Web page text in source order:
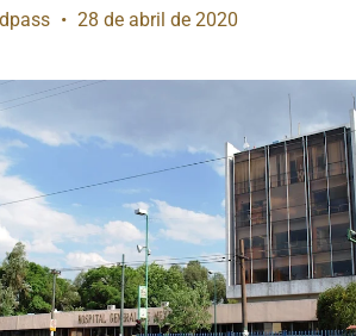
28 de abril de 2020